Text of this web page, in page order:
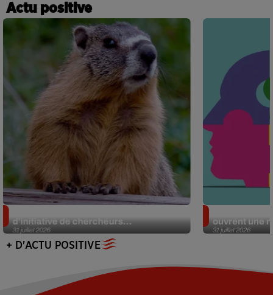
Actu positive
31 juillet 2026
d’initiative de chercheurs...
31 juillet 2026
ouvrent une
+ D'ACTU POSITIVE